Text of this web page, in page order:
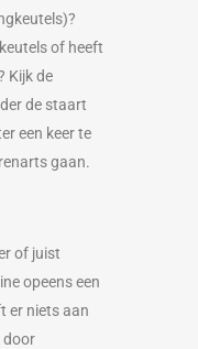
of heeft
Kijk de
de staart
een keer te
gaan.
of juist
opeens een
er niets aan
door